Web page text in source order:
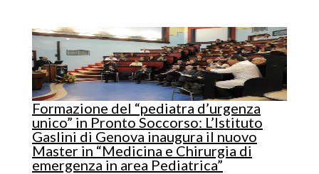
Formazione del “pediatra d’urgenza
unico” in Pronto Soccorso: L’Istituto
Gaslini di Genova inaugura il nuovo
Master in “Medicina e Chirurgia di
emergenza in area Pediatrica”